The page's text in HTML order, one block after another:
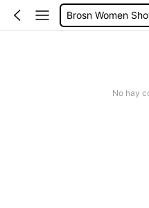
Brosn Women
Daison Para
No hay